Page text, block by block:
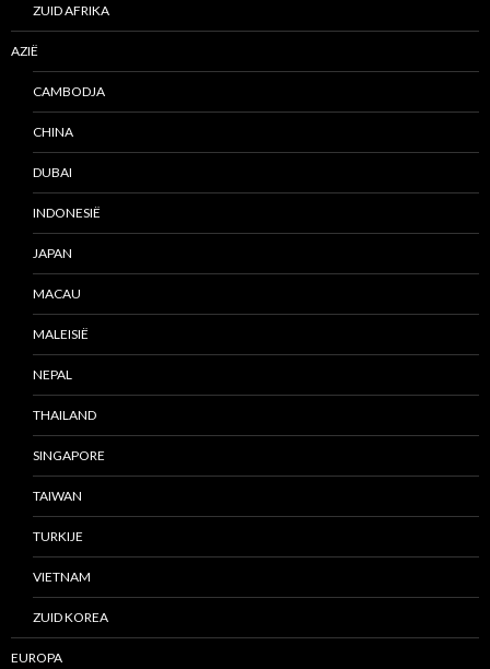
ZUID AFRIKA
AZIË
CAMBODJA
CHINA
DUBAI
INDONESIË
JAPAN
MACAU
MALEISIË
NEPAL
THAILAND
SINGAPORE
TAIWAN
TURKIJE
VIETNAM
ZUID KOREA
EUROPA